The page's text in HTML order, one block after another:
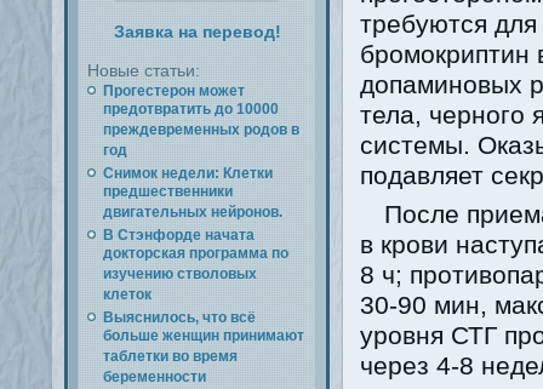
Заявка на перевод!
Новые статьи:
Прогестерон может
предотвратить до 10000
преждевременных родов в
год
Снимок недели: Клетки
предшественники
двигательных нейронов.
В Стэнфорде начата
докторская программа по
изучению стволовых
клеток
Выяснилось, что всё
больше женщин принимают
таблетки во время
беременности
требуются
допаминовых
тела, черного
системы.
подавляет
После
в крови
8 ч;
30-90 мин,
уровня СТГ
через 4-8